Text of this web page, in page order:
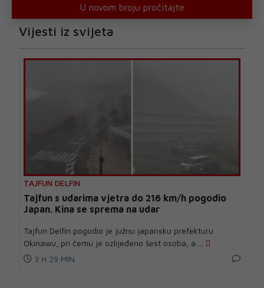
U novom broju pročitajte
Vijesti iz svijeta
TAJFUN DELFIN
Tajfun s udarima vjetra do 216 km/h pogodio
Japan. Kina se sprema na udar
Tajfun Delfin pogodio je južnu japansku prefekturu
Okinawu, pri čemu je ozlijeđeno šest osoba, a ...
3 H 29 MIN